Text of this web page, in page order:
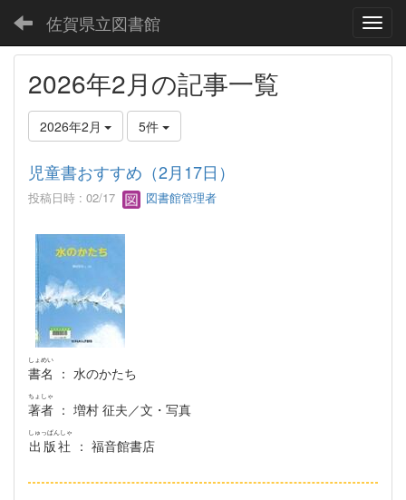
佐賀県立図書館
2026年2月の記事一覧
2026年2月 5件
児童書おすすめ（2月17日）
投稿日時 : 02/17 図書館管理者
書名
しょめい
： 水のかたち
著者
ちょしゃ
： 増村 征夫／文・写真
出版社
しゅっぱんしゃ
： 福音館書店